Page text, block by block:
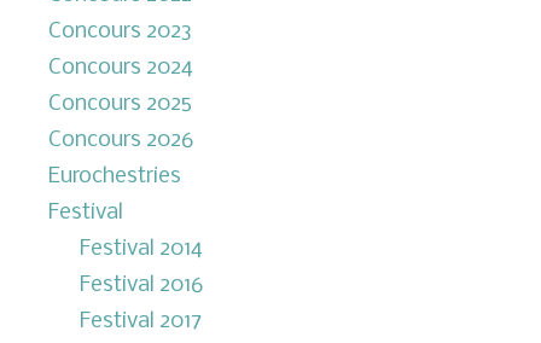
Concours 2023
Concours 2024
Concours 2025
Concours 2026
Eurochestries
Festival
Festival 2014
Festival 2016
Festival 2017